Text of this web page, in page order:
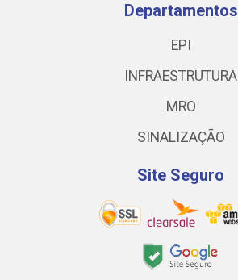
Departamentos
EPI
INFRAESTRUTURA
MRO
SINALIZAÇÃO
Site Seguro